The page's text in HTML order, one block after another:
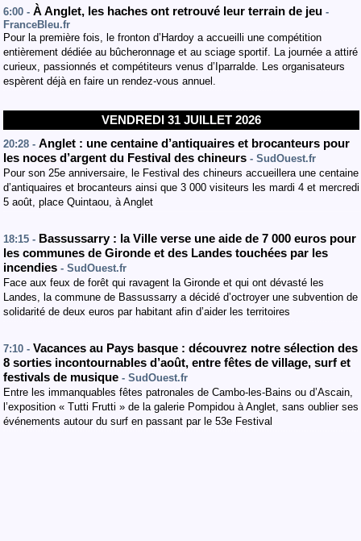
6:00 - À Anglet, les haches ont retrouvé leur terrain de jeu -
FranceBleu.fr
Pour la première fois, le fronton d’Hardoy a accueilli une compétition
entièrement dédiée au bûcheronnage et au sciage sportif. La journée a attiré
curieux, passionnés et compétiteurs venus d’Iparralde. Les organisateurs
espèrent déjà en faire un rendez-vous annuel.
VENDREDI 31 JUILLET 2026
20:28 - Anglet : une centaine d’antiquaires et brocanteurs pour
les noces d’argent du Festival des chineurs - SudOuest.fr
Pour son 25e anniversaire, le Festival des chineurs accueillera une centaine
d’antiquaires et brocanteurs ainsi que 3 000 visiteurs les mardi 4 et mercredi
5 août, place Quintaou, à Anglet
18:15 - Bassussarry : la Ville verse une aide de 7 000 euros pour
les communes de Gironde et des Landes touchées par les
incendies - SudOuest.fr
Face aux feux de forêt qui ravagent la Gironde et qui ont dévasté les
Landes, la commune de Bassussarry a décidé d’octroyer une subvention de
solidarité de deux euros par habitant afin d’aider les territoires
7:10 - Vacances au Pays basque : découvrez notre sélection des
8 sorties incontournables d’août, entre fêtes de village, surf et
festivals de musique - SudOuest.fr
Entre les immanquables fêtes patronales de Cambo-les-Bains ou d’Ascain,
l’exposition « Tutti Frutti » de la galerie Pompidou à Anglet, sans oublier ses
événements autour du surf en passant par le 53e Festival